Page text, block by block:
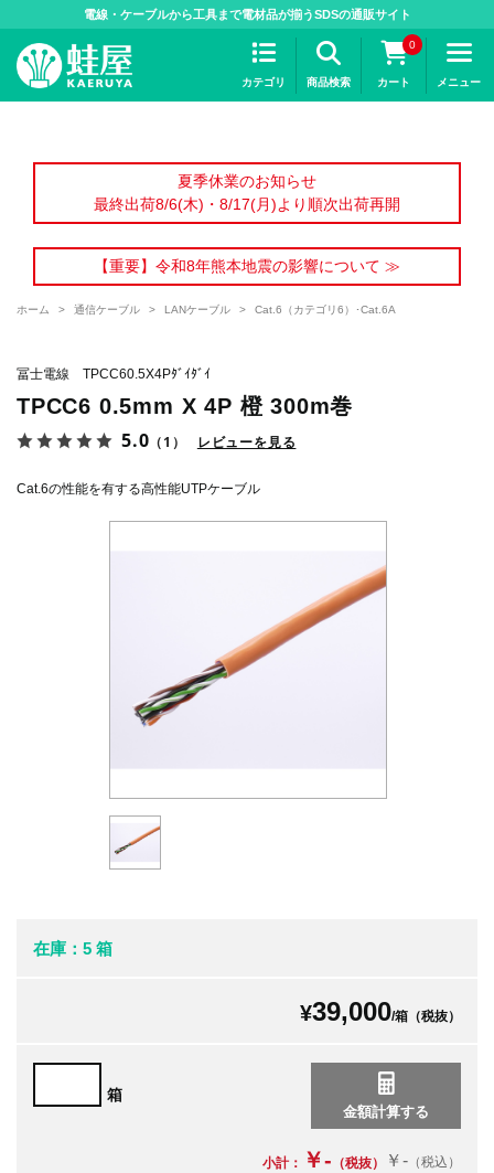
電線・ケーブルから工具まで電材品が揃うSDSの通販サイト
カテゴリ 商品検索
0
カート メニュー
夏季休業のお知らせ
最終出荷8/6(木)・8/17(月)より順次出荷再開
【重要】令和8年熊本地震の影響について ≫
ホーム > 通信ケーブル > LANケーブル > Cat.6（カテゴリ6）･Cat.6A
冨士電線 TPCC60.5X4Pﾀﾞｲﾀﾞｲ
TPCC6 0.5mm X 4P 橙 300m巻
5.0 （1） レビューを見る
Cat.6の性能を有する高性能UTPケーブル
在庫：5 箱
¥39,000/箱（税抜）
箱
小計： ￥- （税抜） ￥- （税込）